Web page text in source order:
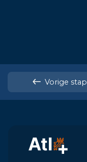
Vorige stap